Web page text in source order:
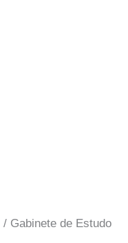
/ Gabinete de Estudo